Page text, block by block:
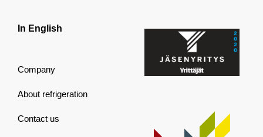
In English
Company
About refrigeration
Contact us